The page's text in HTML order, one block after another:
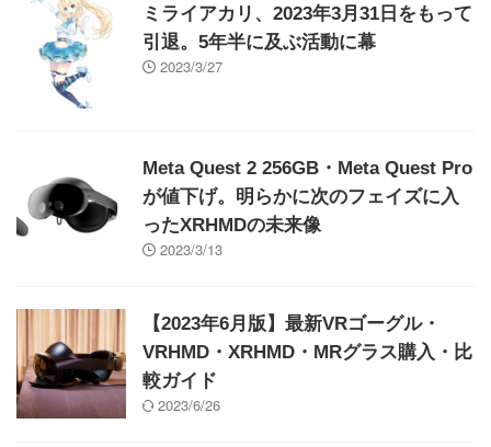
ミライアカリ、2023年3月31日をもって
引退。5年半に及ぶ活動に幕
2023/3/27
Meta Quest 2 256GB・Meta Quest Pro
が値下げ。明らかに次のフェイズに入
ったXRHMDの未来像
2023/3/13
【2023年6月版】最新VRゴーグル・
VRHMD・XRHMD・MRグラス購入・比
較ガイド
2023/6/26